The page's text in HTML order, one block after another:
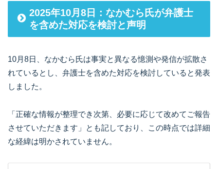
2025年10月8日：なかむら氏が弁護士
を含めた対応を検討と声明
10月8日、なかむら氏は事実と異なる憶測や発信が拡散さ
れているとし、弁護士を含めた対応を検討していると発表
しました。
「正確な情報が整理でき次第、必要に応じて改めてご報告
させていただきます」とも記しており、この時点では詳細
な経緯は明かされていません。